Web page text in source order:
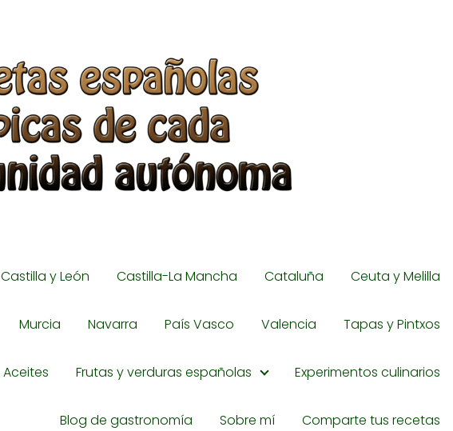
Castilla y León Castilla-La Mancha Cataluña Ceuta y Melilla
Murcia Navarra País Vasco Valencia Tapas y Pintxos
Aceites Frutas y verduras españolas Experimentos culinarios
Blog de gastronomía Sobre mí Comparte tus recetas